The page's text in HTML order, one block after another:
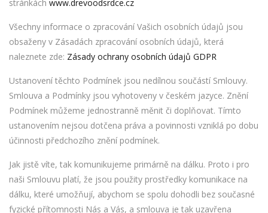
stránkách www.drevoodsrdce.cz
Všechny informace o zpracování Vašich osobních údajů jsou
obsaženy v Zásadách zpracování osobních údajů, která
naleznete zde: Zásady ochrany osobních údajů GDPR
Ustanovení těchto Podmínek jsou nedílnou součástí Smlouvy.
Smlouva a Podmínky jsou vyhotoveny v českém jazyce. Znění
Podmínek můžeme jednostranně měnit či doplňovat. Tímto
ustanovením nejsou dotčena práva a povinnosti vzniklá po dobu
účinnosti předchozího znění podmínek.
Jak jistě víte, tak komunikujeme primárně na dálku. Proto i pro
naši Smlouvu platí, že jsou použity prostředky komunikace na
dálku, které umožňují, abychom se spolu dohodli bez současné
fyzické přítomnosti Nás a Vás, a smlouva je tak uzavřena